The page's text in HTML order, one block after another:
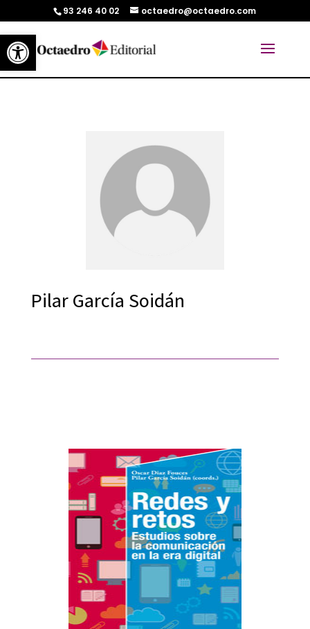
Abrir barra de herramientas
93 246 40 02 octaedro@octaedro.com
Pilar García Soidán